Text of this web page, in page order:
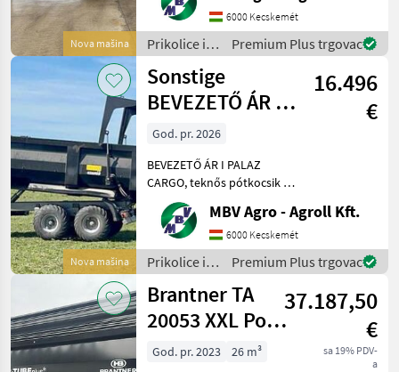
Nova mašina
közvetlenül az importőrtől,
a régió legnagyobb PALAZ
kereskedőitől. Az
6000 Kecskemét
Prikolice i
transportna
vozila /
Sonstige
Premium Plus trgovac
Nova mašina
Sonstige
BEVEZETŐ ÁR I
PALAZ CARGO,
teknős
pótkocsik I 1
16.496
€
God. pr. 2026
BEVEZETŐ ÁR I PALAZ
CARGO, teknős pótkocsik I
12-18T I 2 tengely Ha PALAZ
akkor kizárólag az MBV
AGRO! Vásároljon
közvetlenül az importőrtől,
a régió legnagyobb PA
MBV Agro - Agroll Kft.
6000 Kecskemét
Prikolice i
transportna
vozila /
Sonstige
Premium Plus trgovac
Brantner TA
20053 XXL Power
Push+
37.187,50
€
sa 19% PDV-
a
God. pr. 2023
26 m³